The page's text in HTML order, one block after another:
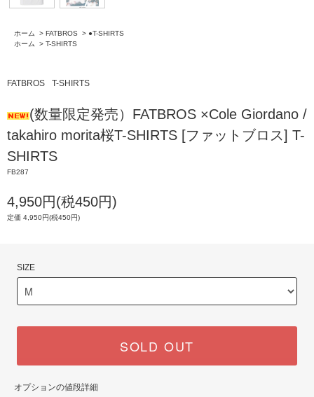
ホーム > FATBROS > ●T-SHIRTS
ホーム
> T-SHIRTS
FATBROS T-SHIRTS
(数量限定発売）FATBROS ×Cole Giordano /
takahiro morita桜T-SHIRTS [ファットブロス] T-
SHIRTS
FB287
4,950円(税450円)
定価 4,950円(税450円)
SIZE
SOLD OUT
オプションの値段詳細